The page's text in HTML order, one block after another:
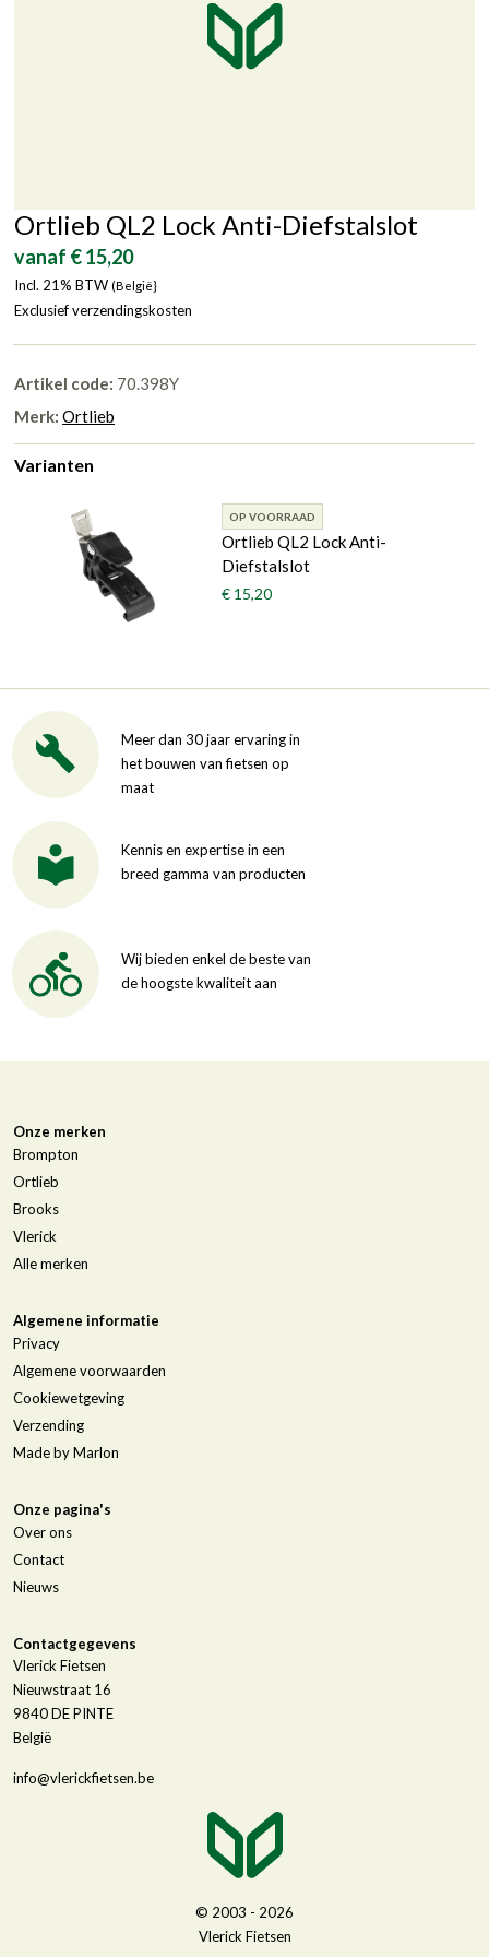
Ortlieb QL2 Lock Anti-Diefstalslot
vanaf € 15,20
Incl. 21% BTW (België}
Exclusief verzendingskosten
Artikel code: 70.398Y
Merk: Ortlieb
Varianten
OP VOORRAAD
Ortlieb QL2 Lock Anti-
Diefstalslot
€ 15,20
Meer dan 30 jaar ervaring in
het bouwen van fietsen op
maat
Kennis en expertise in een
breed gamma van producten
Wij bieden enkel de beste van
de hoogste kwaliteit aan
Onze merken
Brompton
Ortlieb
Brooks
Vlerick
Alle merken
Algemene informatie
Privacy
Algemene voorwaarden
Cookiewetgeving
Verzending
Made by Marlon
Onze pagina's
Over ons
Contact
Nieuws
Contactgegevens
Vlerick Fietsen
Nieuwstraat 16
9840DE PINTE
België
info@vlerickfietsen.be
© 2003 - 2026
Vlerick Fietsen